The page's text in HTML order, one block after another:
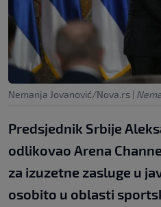
Nemanja Jovanović/Nova.rs |
Predsjednik Srbije
odlikovao Arena
za izuzetne zasluge u
osobito u oblasti